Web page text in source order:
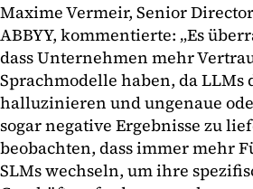
Maxime Vermeir, Senior
ABBYY, kommentierte: „Es
dass Unternehmen mehr
Sprachmodelle haben, da LLMs
halluzinieren und ungenaue
sogar negative Ergebnisse zu
beobachten, dass immer mehr
SLMs wechseln, um ihre